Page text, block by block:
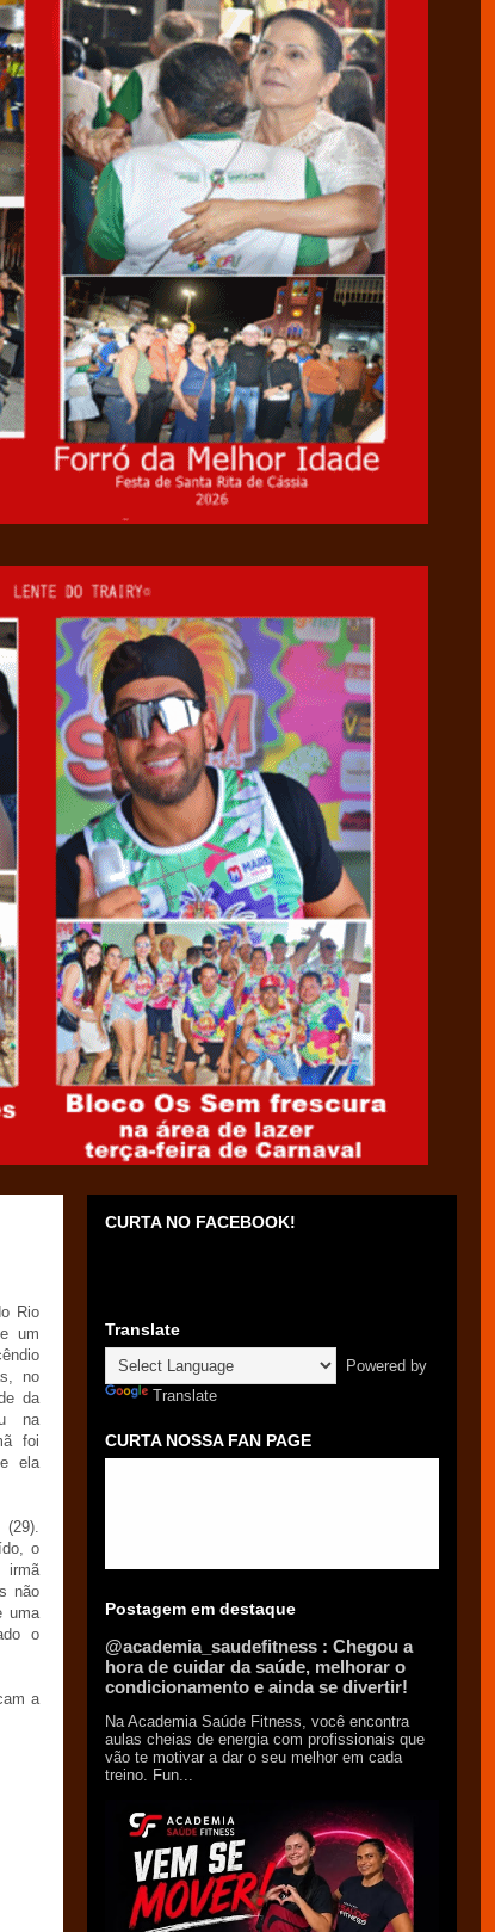
Rio
um
no
da
na
foi
ela
o
irmã
não
uma
o
a
CURTA NO FACEBOOK!
Translate
Powered by
Translate
CURTA NOSSA FAN PAGE
Postagem em destaque
@academia_saudefitness : Chegou a
hora de cuidar da saúde, melhorar o
condicionamento e ainda se divertir!
Na Academia Saúde Fitness, você encontra
aulas cheias de energia com profissionais que
vão te motivar a dar o seu melhor em cada
treino. Fun...